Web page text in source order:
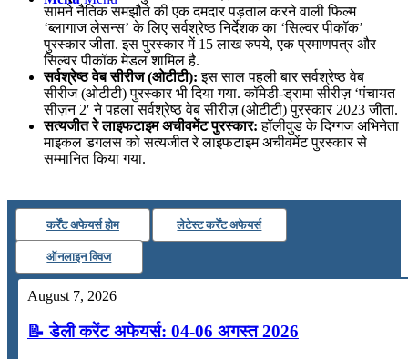
सामने नैतिक समझौते की एक दमदार पड़ताल करने वाली फिल्म
‘ब्लागाज लेसन्स’ के लिए सर्वश्रेष्ठ निर्देशक का ‘सिल्वर पीकॉक’
पुरस्कार जीता. इस पुरस्कार में 15 लाख रुपये, एक प्रमाणपत्र और
सिल्वर पीकॉक मेडल शामिल है.
सर्वश्रेष्ठ वेब सीरीज (ओटीटी): इस साल पहली बार सर्वश्रेष्ठ वेब
सीरीज (ओटीटी) पुरस्कार भी दिया गया. कॉमेडी-ड्रामा सीरीज़ ‘पंचायत
सीज़न 2′ ने पहला सर्वश्रेष्ठ वेब सीरीज़ (ओटीटी) पुरस्कार 2023 जीता.
सत्यजीत रे लाइफटाइम अचीवमेंट पुरस्‍कार: हॉलीवुड के दिग्गज अभिनेता
माइकल डगलस को सत्यजीत रे लाइफटाइम अचीवमेंट पुरस्‍कार से
सम्मानित किया गया.
कर्रेंट अफेयर्स होम लेटेस्ट कर्रेंट अफेयर्स
ऑनलाइन क्विज
August 7, 2026
📝 डेली करेंट अफेयर्स: 04-06 अगस्त 2026